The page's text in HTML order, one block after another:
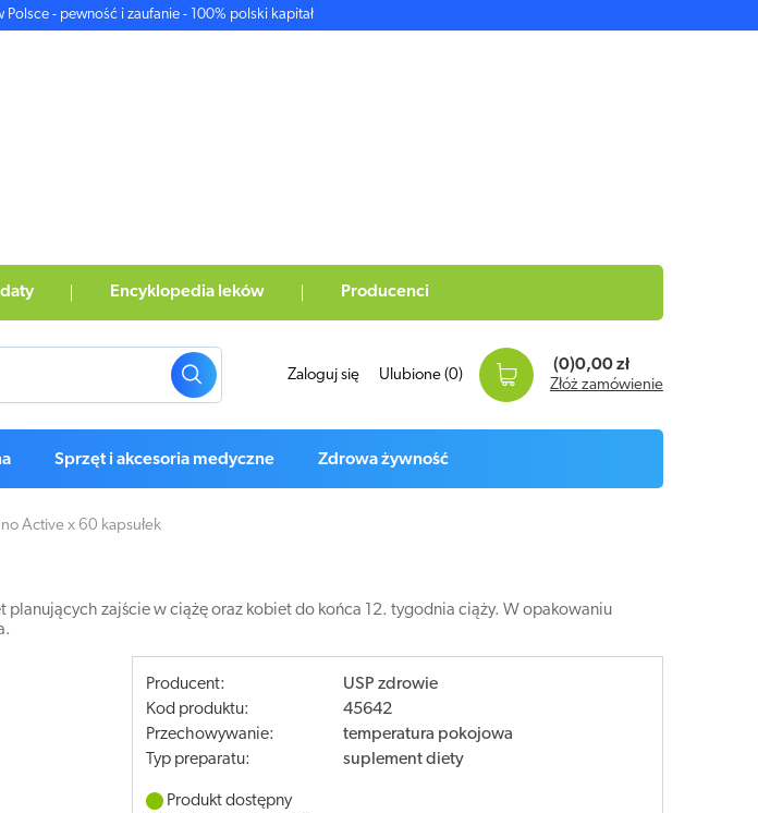
Polsce - pewność i zaufanie - 100% polski kapitał
Encyklopedia leków Producenci
Zaloguj się Ulubione (0)
(0)0,00 zł
Złóż zamówienie
Sprzęt i akcesoria medyczne Zdrowa żywność
Active x 60 kapsułek
planujących zajście w ciążę oraz kobiet do końca 12. tygodnia ciąży. W opakowaniu
Producent:
USP zdrowie
Kod produktu:
45642
Przechowywanie:
temperatura pokojowa
Typ preparatu:
suplement diety
Produkt dostępny